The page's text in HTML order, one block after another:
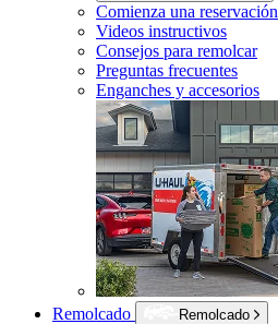
Comienza una reservación
Videos instructivos
Consejos para remolcar
Preguntas frecuentes
Enganches y accesorios
Remolcado
Remolcado